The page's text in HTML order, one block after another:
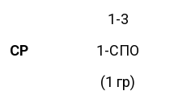
СР
1-3
1-СПО
(1 гр)